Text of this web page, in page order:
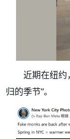
近期在纽约
归的季节”。